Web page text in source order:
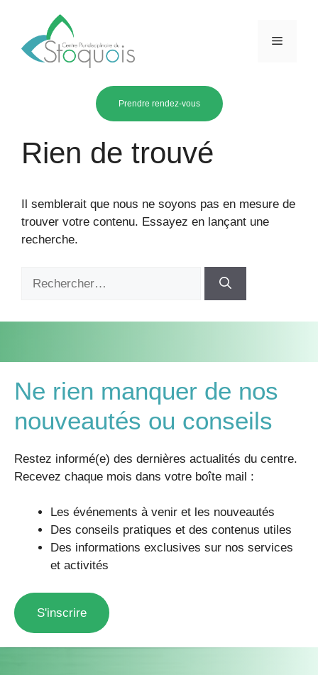
contenu
Menu
Prendre rendez-vous
Rien de trouvé
Il semblerait que nous ne soyons pas en mesure de
trouver votre contenu. Essayez en lançant une
recherche.
Ne rien manquer de nos
nouveautés ou conseils
Restez informé(e) des dernières actualités du centre.
Recevez chaque mois dans votre boîte mail :
Les événements à venir et les nouveautés
Des conseils pratiques et des contenus utiles
Des informations exclusives sur nos services
et activités
S'inscrire